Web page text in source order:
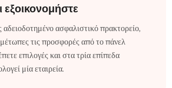
εξοικονομήστε
ασφαλιστικό πρακτορείο,
τις προσφορές από το πάνελ
επιλογές και στα τρία επίπεδα
μία εταιρεία.